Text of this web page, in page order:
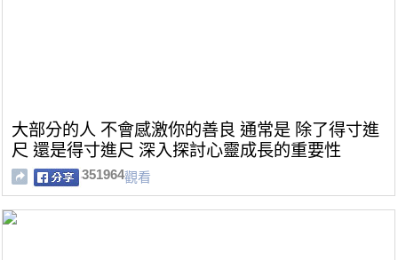
大部分的人 不會感激你的善良 通常是 除了得寸進
尺 還是得寸進尺 深入探討心靈成長的重要性
351964觀看